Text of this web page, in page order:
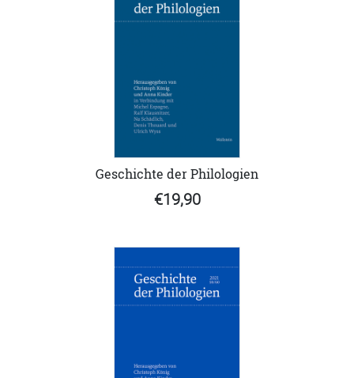
Geschichte der Philologien
€19,90